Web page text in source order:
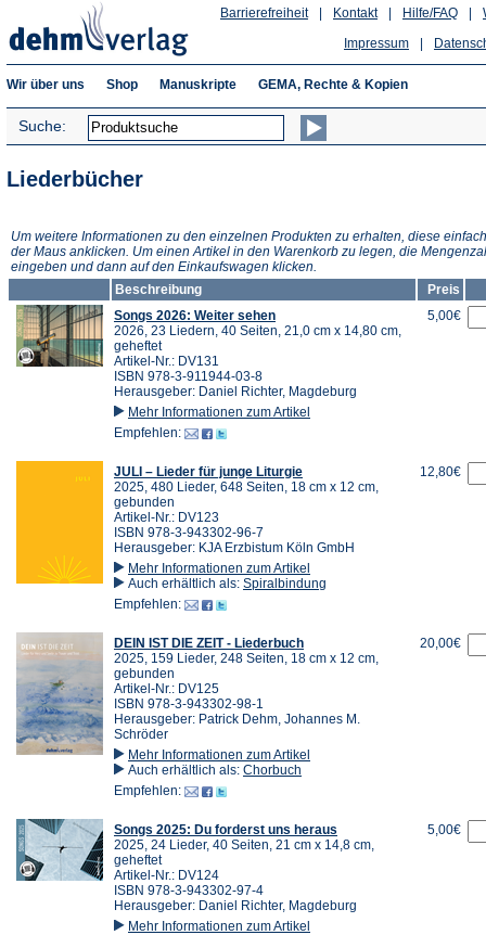
Hilfe/FAQ
Kontakt
Barrierefreiheit
Impressum
Wir über uns Shop Manuskripte GEMA, Rechte & Kopien
Suche:
Liederbücher
Um weitere Informationen zu den einzelnen Produkten zu erhalten, diese
der Maus anklicken. Um einen Artikel in den Warenkorb zu legen, die
eingeben und dann auf den Einkaufswagen klicken.
Beschreibung
Preis
Songs 2026: Weiter sehen
2026, 23 Liedern, 40 Seiten, 21,0 cm x 14,80 cm,
geheftet
Artikel-Nr.: DV131
ISBN 978-3-911944-03-8
Herausgeber: Daniel Richter, Magdeburg
Mehr Informationen zum Artikel
Empfehlen:
5,00€
JULI – Lieder für junge Liturgie
2025, 480 Lieder, 648 Seiten, 18 cm x 12 cm,
gebunden
Artikel-Nr.: DV123
ISBN 978-3-943302-96-7
Herausgeber: KJA Erzbistum Köln GmbH
Mehr Informationen zum Artikel
Auch erhältlich als: Spiralbindung
Empfehlen:
12,80€
DEIN IST DIE ZEIT - Liederbuch
2025, 159 Lieder, 248 Seiten, 18 cm x 12 cm,
gebunden
Artikel-Nr.: DV125
ISBN 978-3-943302-98-1
Herausgeber: Patrick Dehm, Johannes M.
Schröder
Mehr Informationen zum Artikel
Auch erhältlich als: Chorbuch
Empfehlen:
20,00€
Songs 2025: Du forderst uns heraus
2025, 24 Lieder, 40 Seiten, 21 cm x 14,8 cm,
geheftet
Artikel-Nr.: DV124
ISBN 978-3-943302-97-4
Herausgeber: Daniel Richter, Magdeburg
Mehr Informationen zum Artikel
5,00€